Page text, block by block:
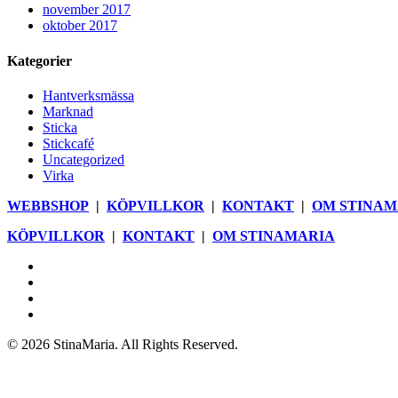
november 2017
oktober 2017
Kategorier
Hantverksmässa
Marknad
Sticka
Stickcafé
Uncategorized
Virka
WEBBSHOP | KÖPVILLKOR | KONTAKT | OM
KÖPVILLKOR | KONTAKT | OM STINAMARIA
© 2026 StinaMaria. All Rights Reserved.